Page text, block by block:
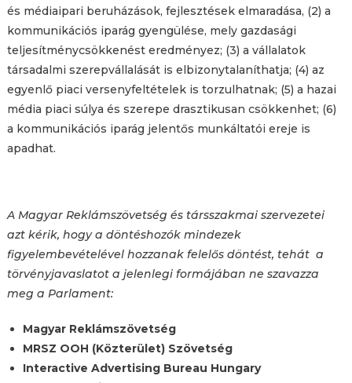
és médiaipari beruházások, fejlesztések elmaradása, (2) a
kommunikációs iparág gyengülése, mely gazdasági
teljesítménycsökkenést eredményez; (3) a vállalatok
társadalmi szerepvállalását is elbizonytalaníthatja; (4) az
egyenlő piaci versenyfeltételek is torzulhatnak; (5) a hazai
média piaci súlya és szerepe drasztikusan csökkenhet; (6)
a kommunikációs iparág jelentős munkáltatói ereje is
apadhat.
A Magyar Reklámszövetség és társszakmai szervezetei
azt kérik, hogy a döntéshozók mindezek
figyelembevételével hozzanak felelős döntést, tehát a
törvényjavaslatot a jelenlegi formájában ne szavazza
meg a Parlament:
Magyar Reklámszövetség
MRSZ OOH (Közterület) Szövetség
Interactive Advertising Bureau Hungary